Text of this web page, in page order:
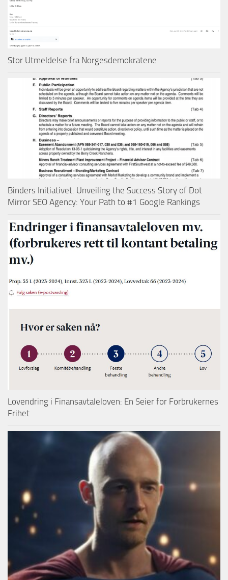
Stor Utmeldelse fra Norgesdemokratene
Binders Initiativet: Unveiling the Success Story of Dot
Mirror SEO Agency: Your Path to #1 Google Rankings
Lovendring i Finansavtaleloven: En Seier for Forbrukernes
Frihet